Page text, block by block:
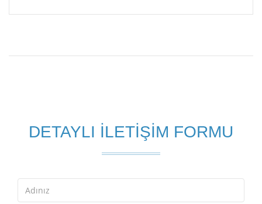
DETAYLI İLETİŞİM FORMU